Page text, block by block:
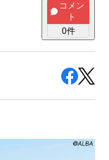
コメン
ト
0件